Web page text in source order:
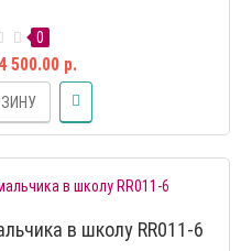
0
4 500.00 р.
в школу RR011-6